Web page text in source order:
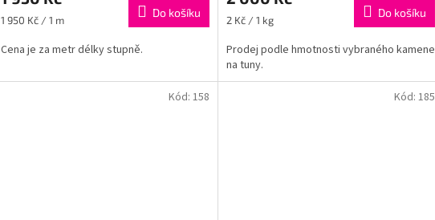
Měrná
1 950 Kč / 1 m
Do košíku
Cena je za metr délky stupně.
Měrná
2 Kč / 1 kg
Do košíku
Prodej podle hmotnosti vybraného kamene
na tuny.
Kód: 158 Kód: 185